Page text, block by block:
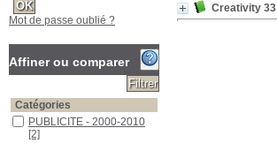
Creativity 33
Mot de passe oublié ?
Affiner ou comparer
Catégories
PUBLICITE - 2000-2010
[2]